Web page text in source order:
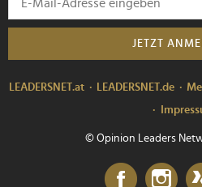
JETZT
LEADERSNET.at LEADERSNET.de
© Opinion Leaders